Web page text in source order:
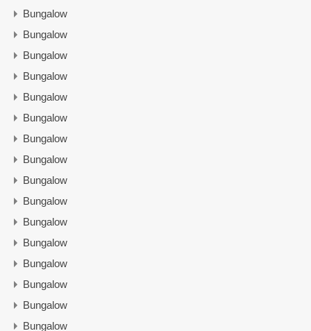
Bungalow
Bungalow
Bungalow
Bungalow
Bungalow
Bungalow
Bungalow
Bungalow
Bungalow
Bungalow
Bungalow
Bungalow
Bungalow
Bungalow
Bungalow
Bungalow